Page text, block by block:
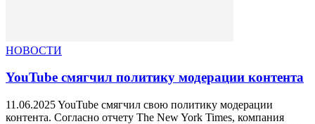
НОВОСТИ
YouTube смягчил политику модерации контента
11.06.2025 YouTube смягчил свою политику модерации
контента. Согласно отчету The New York Times, компания